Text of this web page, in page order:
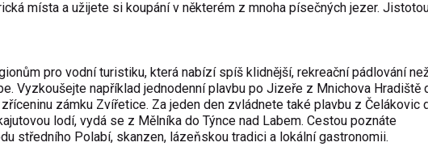
místa a užijete si koupání v některém z mnoha písečných jezer.
pro vodní turistiku, která nabízí spíš klidnější, rekreační pádlování
Vyzkoušejte například jednodenní plavbu po Jizeře z Mnichova Hradiště
zámku Zvířetice. Za jeden den zvládnete také plavbu z Čelákovic
lodí, vydá se z Mělníka do Týnce nad Labem. Cestou poznáte
středního Polabí, skanzen, lázeňskou tradici a lokální gastronomii.